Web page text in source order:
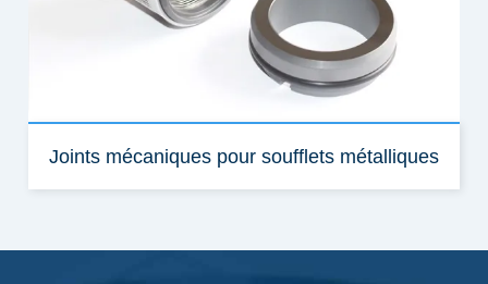
Joints mécaniques pour soufflets métalliques